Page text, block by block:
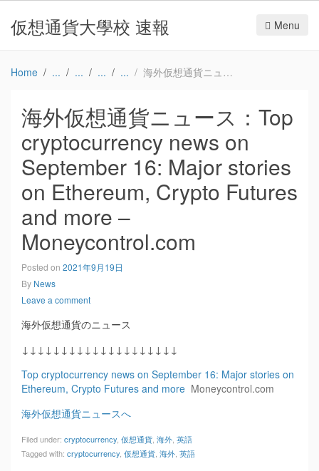
仮想通貨大學校 速報 Menu
Home 海外仮想通貨ニュース：Top cryptocurrency news on September 16: Major stories on Ethereum, Crypto Futures and more – Moneycontrol.com
海外仮想通貨ニュース：Top
cryptocurrency news on
September 16: Major stories
on Ethereum, Crypto Futures
and more –
Moneycontrol.com
Posted on 2021年9月19日
By News
Leave a comment
海外仮想通貨のニュース
↓↓↓↓↓↓↓↓↓↓↓↓↓↓↓↓↓↓↓↓
Top cryptocurrency news on September 16: Major stories on
Ethereum, Crypto Futures and more Moneycontrol.com
海外仮想通貨ニュースへ
Filed under: cryptocurrency 仮想通貨 海外 英語
Tagged with: cryptocurrency 仮想通貨 海外 英語